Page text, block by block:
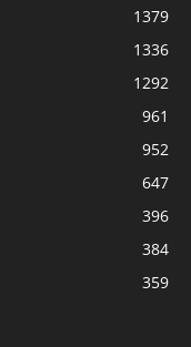
1379
1336
1292
961
952
647
396
384
359